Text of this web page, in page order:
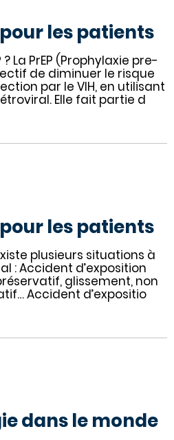
les patients
La PrEP (Prophylaxie pre-
de diminuer le risque
par le VIH, en utilisant
Elle fait partie d
les patients
plusieurs situations à
: Accident d’exposition
glissement, non
Accident d’expositio
dans le monde